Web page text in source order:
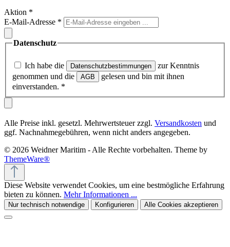
Aktion *
E-Mail-Adresse *
Datenschutz
Ich habe die Datenschutzbestimmungen
zur Kenntnis
genommen und die
AGB
gelesen und bin mit ihnen
einverstanden. *
Alle Preise inkl. gesetzl. Mehrwertsteuer zzgl. Versandkosten und
ggf. Nachnahmegebühren, wenn nicht anders angegeben.
© 2026 Weidner Maritim - Alle Rechte vorbehalten. Theme by
ThemeWare®
Diese Website verwendet Cookies, um eine bestmögliche Erfahrung
bieten zu können. Mehr Informationen ...
Nur technisch notwendige Konfigurieren Alle Cookies akzeptieren